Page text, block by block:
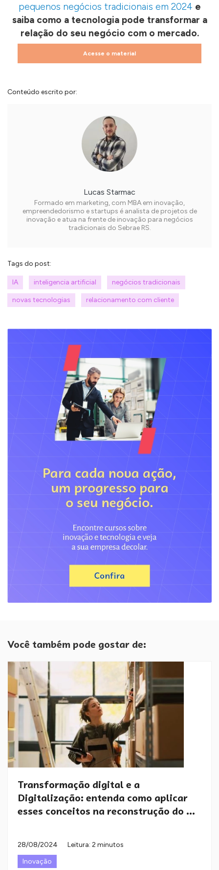
pequenos negócios tradicionais em 2024 e
saiba como a tecnologia pode transformar a
relação do seu negócio com o mercado.
Acesse o material
Conteúdo escrito por:
Lucas Starmac
Formado em marketing, com MBA em inovação,
empreendedorismo e startups é analista de projetos de
inovação e atua na frente de inovação para negócios
tradicionais do Sebrae RS.
Tags do post:
IA inteligencia artificial negócios tradicionais
novas tecnologias relacionamento com cliente
Você também pode gostar de:
Transformação digital e a
Digitalização: entenda como aplicar
esses conceitos na reconstrução do ...
28/08/2024
Leitura: 2 minutos
Inovação